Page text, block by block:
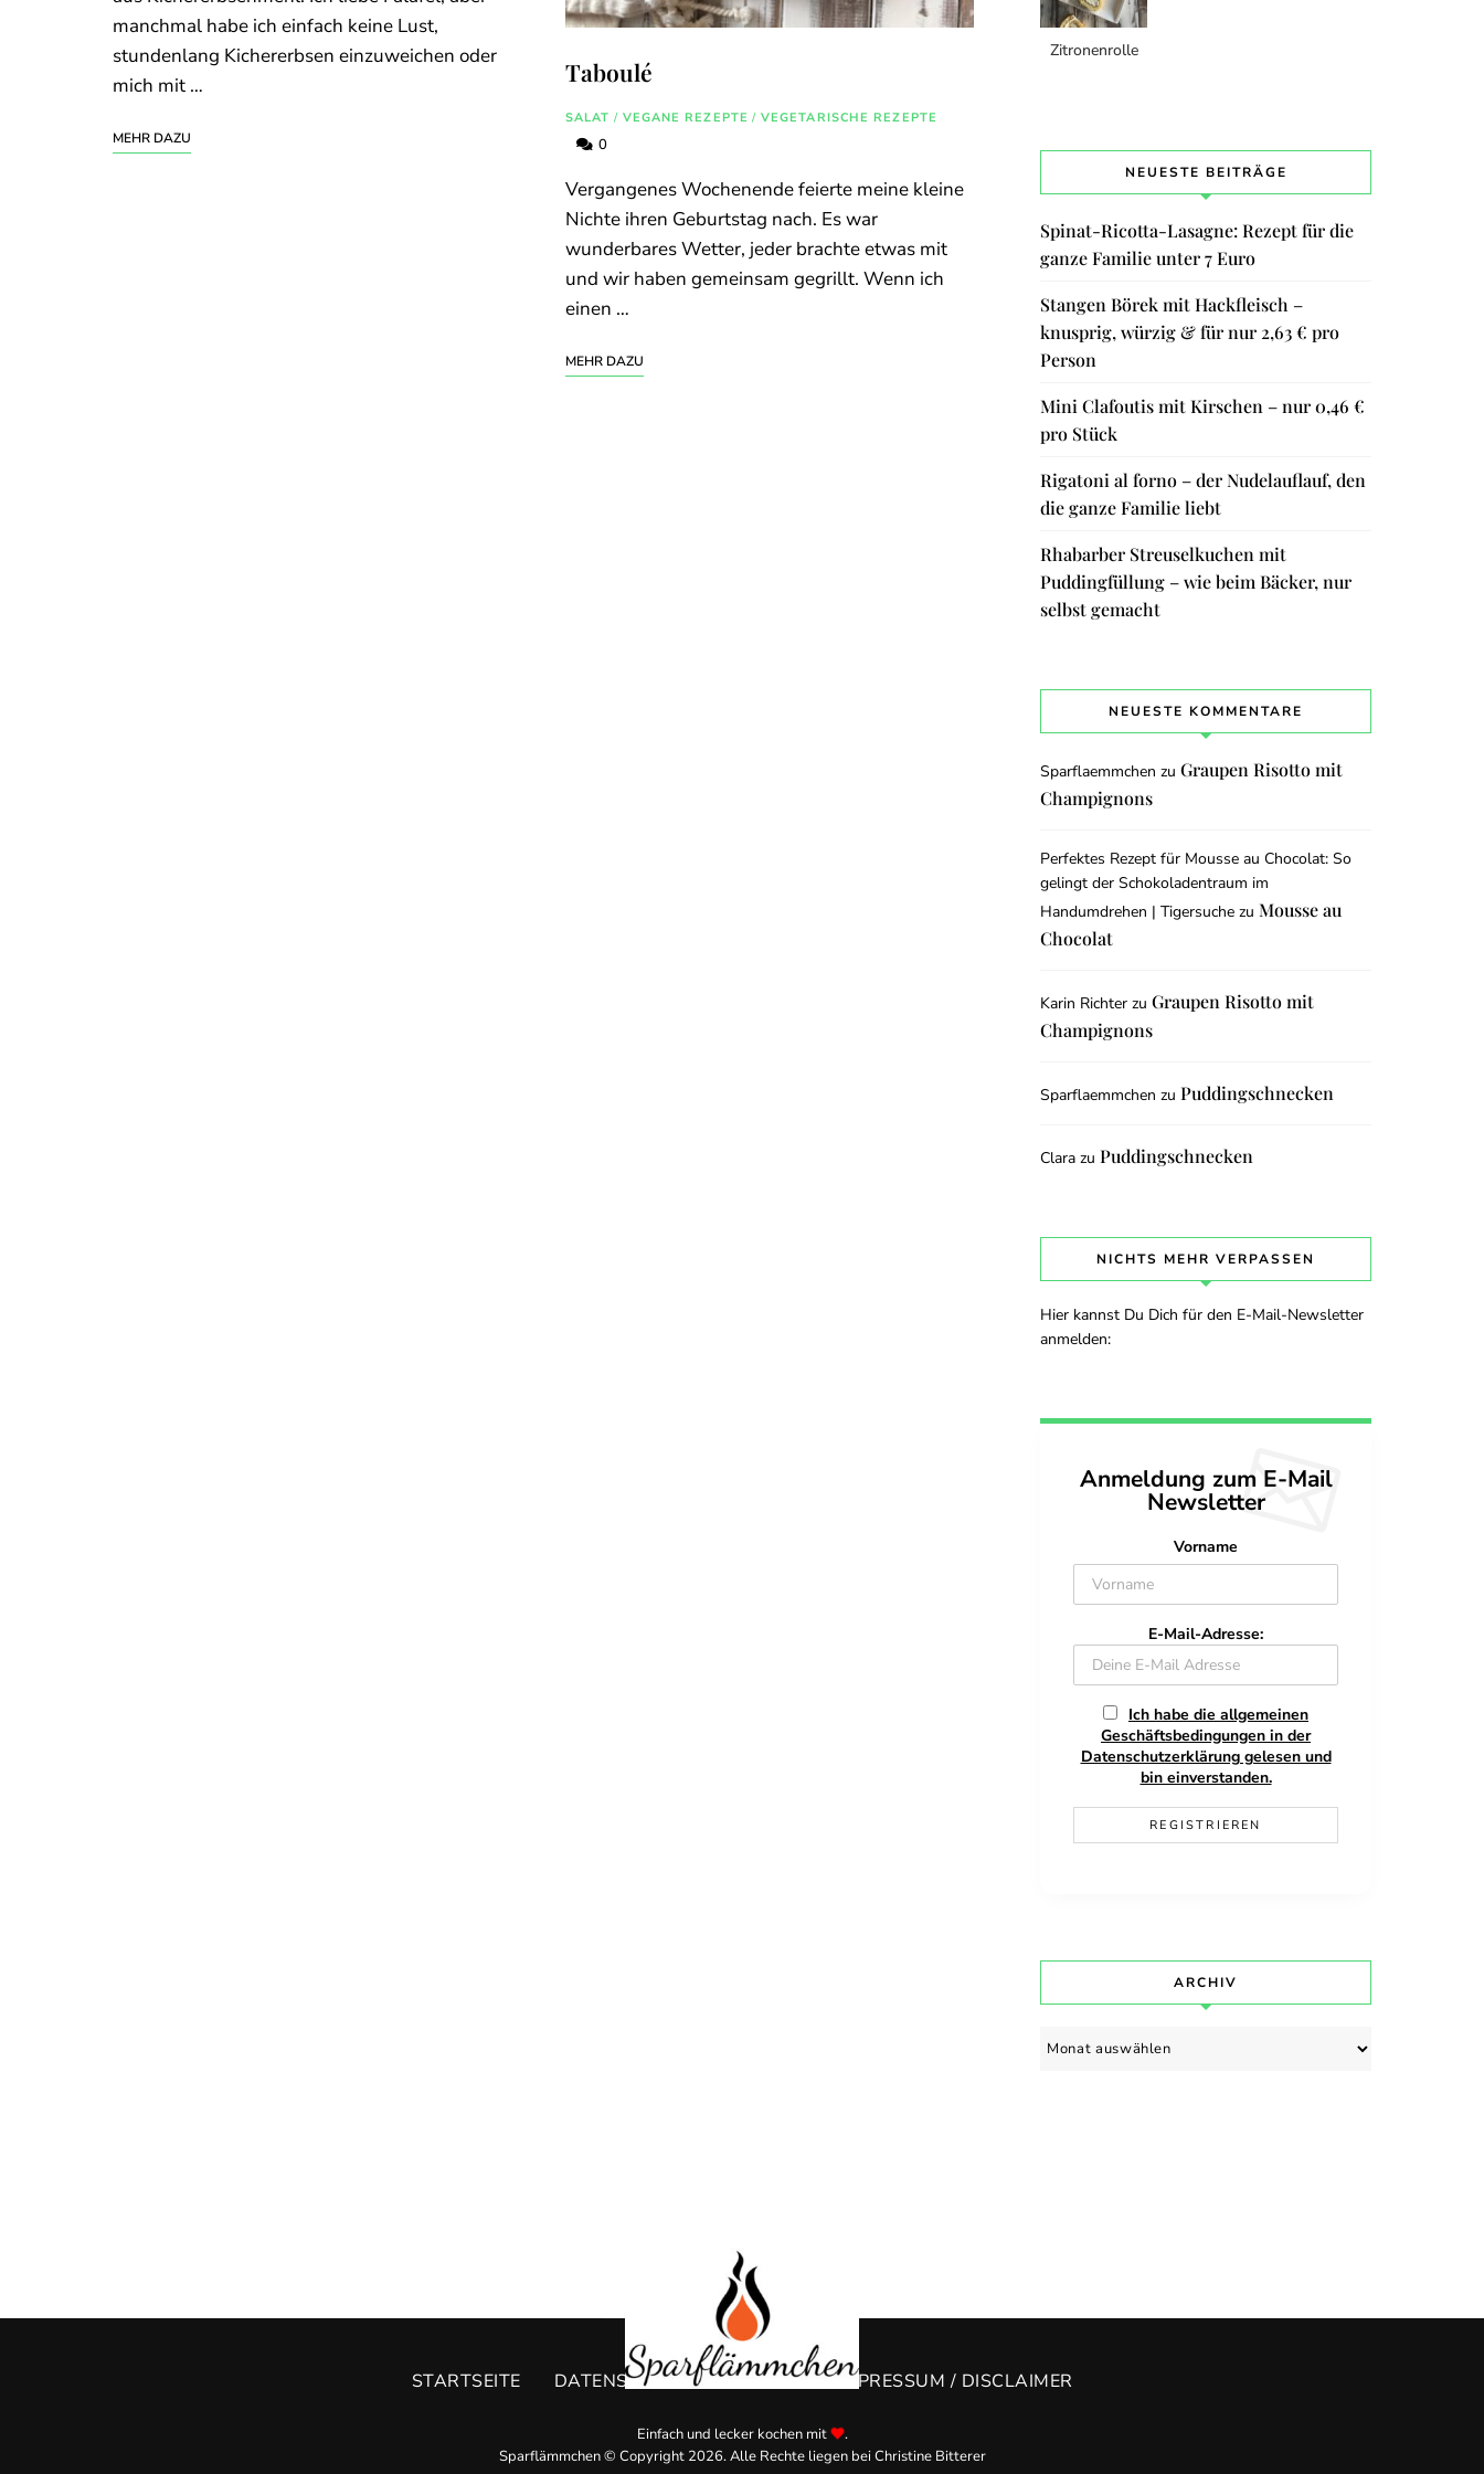
manchmal habe ich einfach keine Lust,
stundenlang Kichererbsen einzuweichen oder
mich mit …
MEHR DAZU
Taboulé
SALAT / VEGANE REZEPTE / VEGETARISCHE REZEPTE
0
Vergangenes Wochenende feierte meine kleine
Nichte ihren Geburtstag nach. Es war
wunderbares Wetter, jeder brachte etwas mit
und wir haben gemeinsam gegrillt. Wenn ich
einen …
MEHR DAZU
Zitronenrolle
NEUESTE BEITRÄGE
Spinat-Ricotta-Lasagne: Rezept für die
ganze Familie unter 7 Euro
Stangen Börek mit Hackfleisch –
knusprig, würzig & für nur 2,63 € pro
Person
Mini Clafoutis mit Kirschen – nur 0,46 €
pro Stück
Rigatoni al forno – der Nudelauflauf, den
die ganze Familie liebt
Rhabarber Streuselkuchen mit
Puddingfüllung – wie beim Bäcker, nur
selbst gemacht
NEUESTE KOMMENTARE
Sparflaemmchen zu Graupen Risotto mit
Champignons
Perfektes Rezept für Mousse au Chocolat: So
gelingt der Schokoladentraum im
Handumdrehen | Tigersuche zu Mousse au
Chocolat
Karin Richter zu Graupen Risotto mit
Champignons
Sparflaemmchen zu Puddingschnecken
Clara zu Puddingschnecken
NICHTS MEHR VERPASSEN
Hier kannst Du Dich für den E-Mail-Newsletter
anmelden:
Anmeldung zum E-Mail
Newsletter
Vorname
E-Mail-Adresse:
Ich habe die allgemeinen
Geschäftsbedingungen in der
Datenschutzerklärung gelesen und
bin einverstanden.
ARCHIV
Archiv
STARTSEITE DATENSCHUTZERKLÄRUNG IMPRESSUM / DISCLAIMER
Einfach und lecker kochen mit
.
Sparflämmchen © Copyright 2026. Alle Rechte liegen bei Christine Bitterer